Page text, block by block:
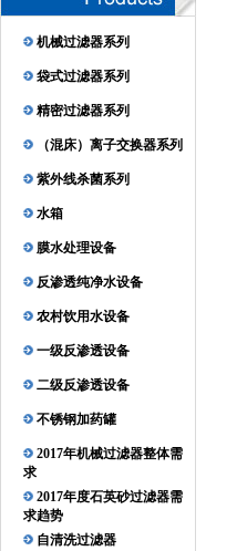
机械过滤器系列
袋式过滤器系列
精密过滤器系列
（混床）离子交换器系列
紫外线杀菌系列
水箱
膜水处理设备
反渗透纯净水设备
农村饮用水设备
一级反渗透设备
二级反渗透设备
不锈钢加药罐
2017年机械过滤器整体需
求
2017年度石英砂过滤器需
求趋势
自清洗过滤器